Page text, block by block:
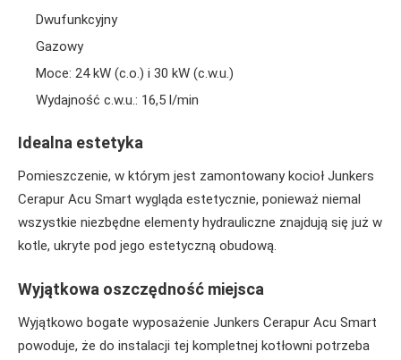
Dwufunkcyjny
Gazowy
Moce: 24 kW (c.o.) i 30 kW (c.w.u.)
Wydajność c.w.u.: 16,5 l/min
Idealna estetyka
Pomieszczenie, w którym jest zamontowany kocioł Junkers
Cerapur Acu Smart wygląda estetycznie, ponieważ niemal
wszystkie niezbędne elementy hydrauliczne znajdują się już w
kotle, ukryte pod jego estetyczną obudową.
Wyjątkowa oszczędność miejsca
Wyjątkowo bogate wyposażenie Junkers Cerapur Acu Smart
powoduje, że do instalacji tej kompletnej kotłowni potrzeba